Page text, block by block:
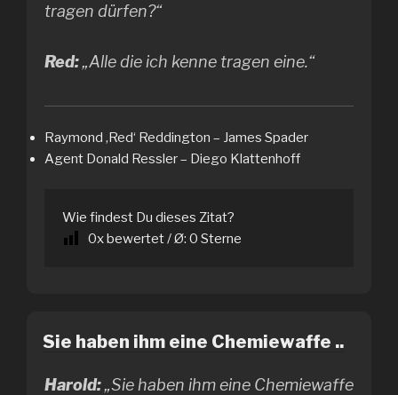
tragen dürfen?“
Red:„Alle die ich kenne tragen eine.“
Raymond ‚Red‘ Reddington – James Spader
Agent Donald Ressler – Diego Klattenhoff
Wie findest Du dieses Zitat?
0x bewertet / Ø: 0 Sterne
Sie haben ihm eine Chemiewaffe ..
Harold:„Sie haben ihm eine Chemiewaffe